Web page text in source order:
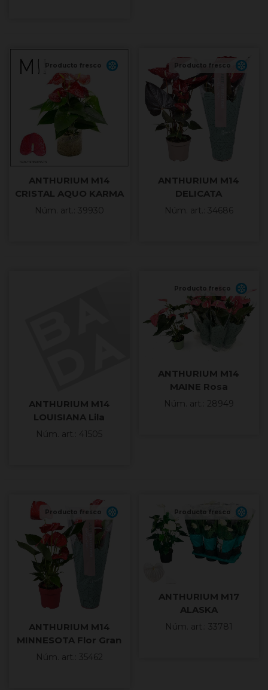
Producto fresco
ANTHURIUM M14
CRISTAL AQUO KARMA
RED
Núm. art.: 39930
Producto fresco
ANTHURIUM M14
DELICATA
Núm. art.: 34686
ANTHURIUM M14
LOUISIANA Lila
Núm. art.: 41505
Producto fresco
ANTHURIUM M14
MAINE Rosa
Núm. art.: 28949
Producto fresco
ANTHURIUM M14
MINNESOTA Flor Gran
XXL
Núm. art.: 35462
Producto fresco
ANTHURIUM M17
ALASKA
Núm. art.: 33781